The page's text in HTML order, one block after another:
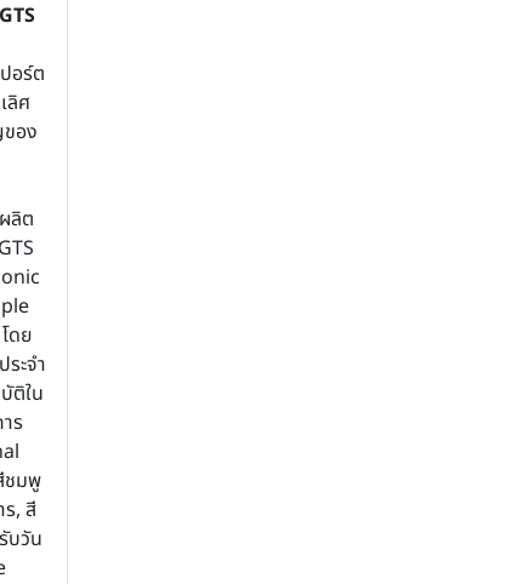
อร์ต
ลิศ
อง
ลิต
ดย
ะจำ
ติใน
ร
ชมพู
, สี
บวัน